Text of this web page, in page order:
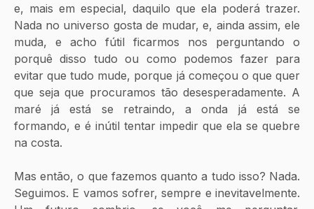
e, mais em especial, daquilo que ela poderá trazer.
Nada no universo gosta de mudar, e, ainda assim, ele
muda, e acho fútil ficarmos nos perguntando o
porquê disso tudo ou como podemos fazer para
evitar que tudo mude, porque já começou o que quer
que seja que procuramos tão desesperadamente. A
maré já está se retraindo, a onda já está se
formando, e é inútil tentar impedir que ela se quebre
na costa.
Mas então, o que fazemos quanto a tudo isso? Nada.
Seguimos. E vamos sofrer, sempre e inevitavelmente.